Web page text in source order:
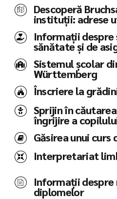
Descoperă
instituții: adrese
Informații despre
sănătate și de
Sistemul școlar
Württemberg
Înscriere la
Sprijin în
îngrijire a
Găsirea unui
Interpretariat
Informații despre
diplomelor